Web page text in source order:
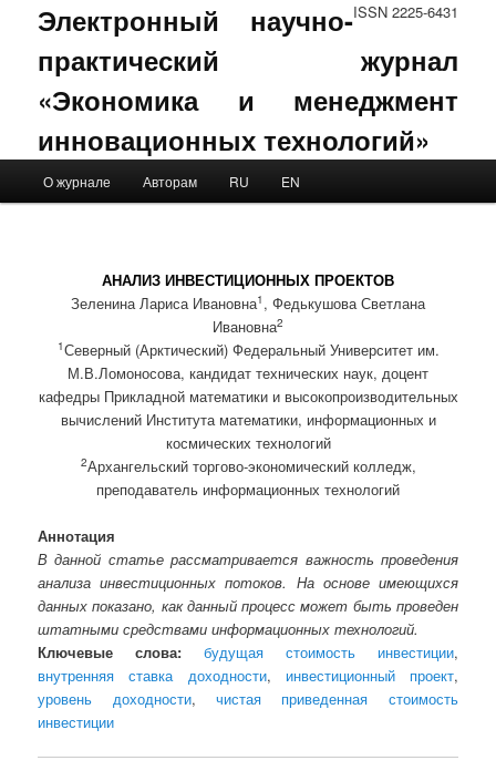
ISSN 2225-6431
Электронный научно-
практический журнал
«Экономика и менеджмент
инновационных технологий»
Skip to primary content
Skip to secondary content
О журнале Авторам RU EN
АНАЛИЗ ИНВЕСТИЦИОННЫХ ПРОЕКТОВ
Зеленина Лариса Ивановна1 , Федькушова Светлана
Ивановна2
1Северный (Арктический) Федеральный Университет им.
М.В.Ломоносова, кандидат технических наук, доцент
кафедры Прикладной математики и высокопроизводительных
вычислений Института математики, информационных и
космических технологий
2Архангельский торгово-экономический колледж,
преподаватель информационных технологий
Аннотация
В данной статье рассматривается важность проведения
анализа инвестиционных потоков. На основе имеющихся
данных показано, как данный процесс может быть проведен
штатными средствами информационных технологий.
Ключевые слова:
будущая стоимость инвестиции,
внутренняя ставка доходности, инвестиционный проект,
уровень доходности,чистая приведенная стоимость
инвестиции